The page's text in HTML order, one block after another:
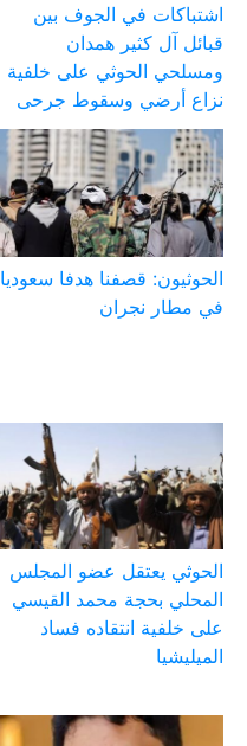
اشتباكات في الجوف بين
قبائل آل كثير همدان
ومسلحي الحوثي على خلفية
نزاع أرضي وسقوط جرحى
الحوثيون: قصفنا هدفا سعوديا
في مطار نجران
الحوثي يعتقل عضو المجلس
المحلي بحجة محمد القيسي
على خلفية انتقاده فساد
الميليشيا